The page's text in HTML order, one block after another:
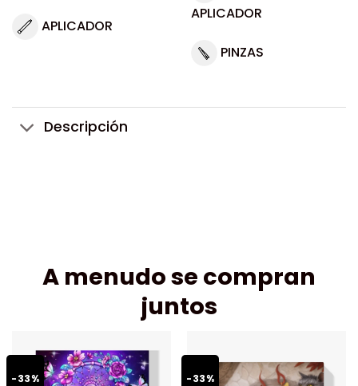
APLICADOR
APLICADOR
PINZAS
Descripción
A menudo se compran
juntos
-33% -33%